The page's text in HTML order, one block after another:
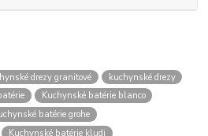
drezy granitové
kuchynské drezy
Kuchynské batérie blanco
batérie grohe
Kuchynské batérie kludi